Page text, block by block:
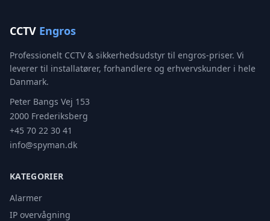
CCTV Engros
Professionelt CCTV & sikkerhedsudstyr til engros-priser. Vi
leverer til installatører, forhandlere og erhvervskunder i hele
Danmark.
Peter Bangs Vej 153
2000 Frederiksberg
+45 70 22 30 41
info@spyman.dk
KATEGORIER
Alarmer
IP overvågning